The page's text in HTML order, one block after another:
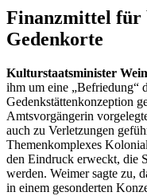
Finanzmittel für
Gedenkorte
Kulturstaatsminister
ihm um eine „Befriedung“
Gedenkstättenkonzeption
Amtsvorgängerin
auch zu Verletzungen
Themenkomplexes
den Eindruck erweckt, die
werden. Weimer sagte zu,
in einem gesonderten